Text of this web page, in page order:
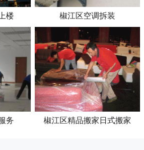
楼 椒江区空调拆装
务 椒江区精品搬家日式搬家